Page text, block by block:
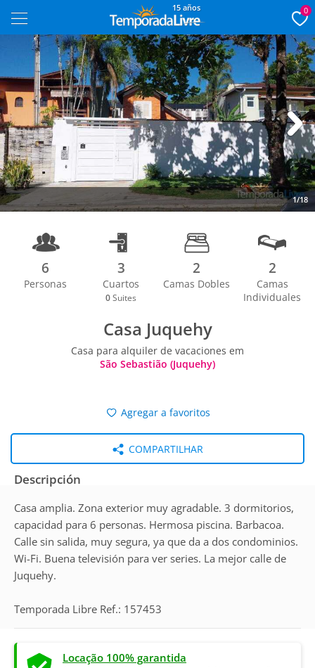
15 años 0
1/18
Next
6
Personas
3
Cuartos
0 Suites
2
Camas Dobles
2
Camas
Individuales
Casa Juquehy
Casa para alquiler de vacaciones em
São Sebastião (Juquehy)
Agregar a favoritos
COMPARTILHAR
Descripción
Casa amplia. Zona exterior muy agradable. 3 dormitorios,
capacidad para 6 personas. Hermosa piscina. Barbacoa.
Calle sin salida, muy segura, ya que da a dos condominios.
Wi-Fi. Buena televisión para ver series. La mejor calle de
Juquehy.
Temporada Libre Ref.: 157453
Locação 100% garantida